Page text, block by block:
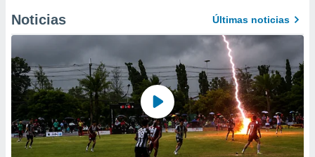
Noticias Últimas noticias